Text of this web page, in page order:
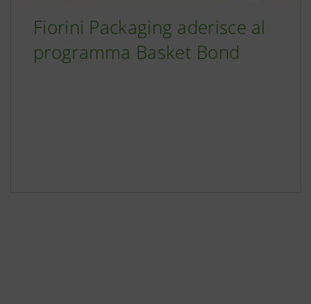
Fiorini Packaging aderisce al
programma Basket Bond